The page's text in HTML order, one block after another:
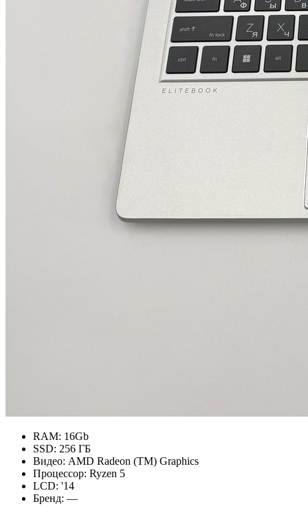
RAM: 16Gb
SSD: 256 ГБ
Видео: AMD Radeon (TM) Graphics
Процессор: Ryzen 5
LCD: '14
Бренд: —